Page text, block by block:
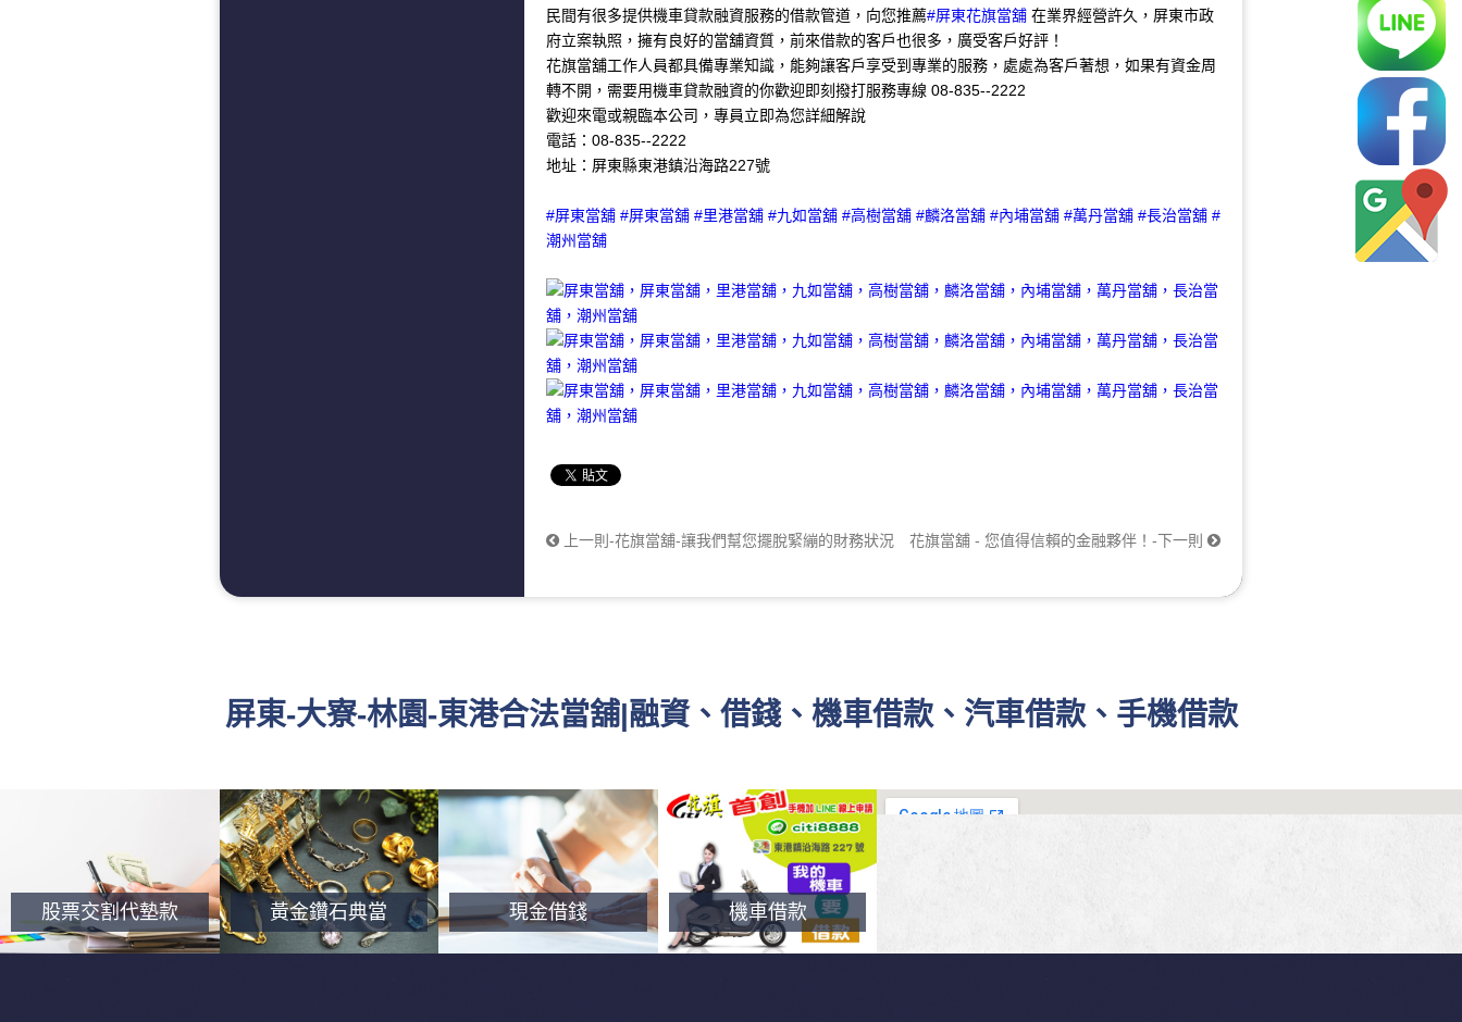
民間有很多提供機車貸款融資服務的借款管道，向您推薦#屏東花旗當舖在業界經營許久，屏東市政
府立案執照，擁有良好的當舖資質，前來借款的客戶也很多，廣受客戶好評！
花旗當舖工作人員都具備專業知識，能夠讓客戶享受到專業的服務，處處為客戶著想，如果有資金周
轉不開，需要用機車貸款融資的你歡迎即刻撥打服務專線 08-835--2222
歡迎來電或親臨本公司，專員立即為您詳細解說
電話：08-835--2222
地址：屏東縣東港鎮沿海路227號
#屏東當舖 #屏東當舖 #里港當舖 #九如當舖 #高樹當舖 #麟洛當舖 #內埔當舖 #萬丹當舖 #長治當舖 #
潮州當舖
上一則-花旗當舖-讓我們幫您擺脫緊繃的財務狀況 花旗當舖 - 您值得信賴的金融夥伴！-下一則
屏東-大寮-林園-東港合法當舖|融資、借錢、機車借款、汽車借款、手機借款
股票交割代墊款 黃金鑽石典當 現金借錢 機車借款